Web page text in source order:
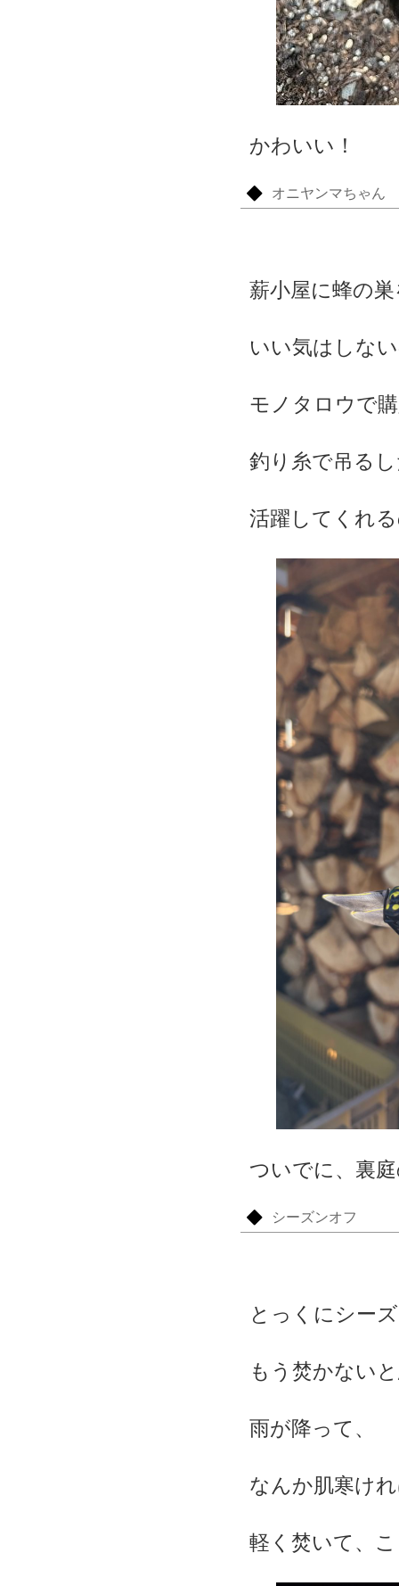
かわいい！
オニヤンマちゃん
薪小屋に蜂の
いい気はしな
モノタロウで
釣り糸で吊る
活躍してくれ
ついでに、裏
シーズンオフ
とっくにシー
もう焚かない
雨が降って、
なんか肌寒け
軽く焚いて、